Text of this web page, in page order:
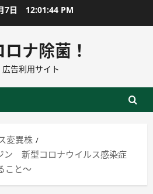
7日 12:01:45 PM
ナ除菌！
広告利用サイト
変異株
ン 新型コロナウイルス感染症
こと～